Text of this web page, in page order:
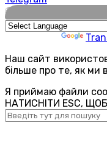
🌍
Наш сайт
більше про те, як ми
Я приймаю файли
НАТИСНІТИ ESC,